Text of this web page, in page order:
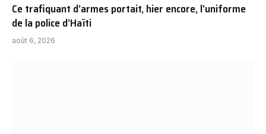
Ce trafiquant d’armes portait, hier encore, l’uniforme
de la police d’Haïti
août 6, 2026